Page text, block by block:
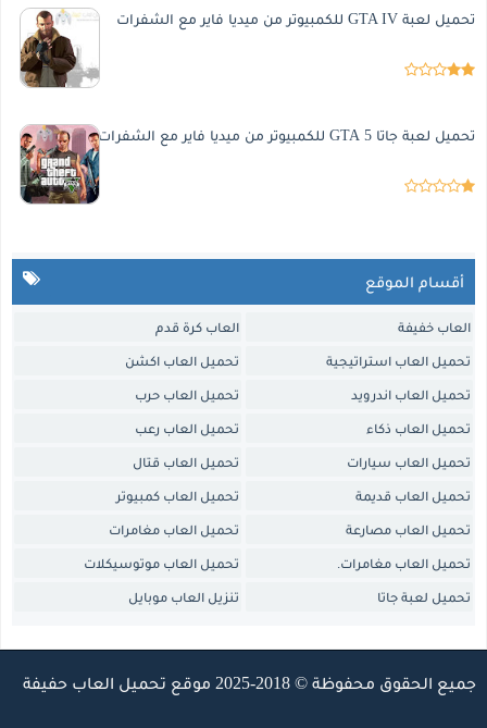
تحميل لعبة GTA IV للكمبيوتر من ميديا فاير مع الشفرات
تحميل لعبة جاتا 5 GTA للكمبيوتر من ميديا فاير مع الشفرات
أقسام الموقع
العاب خفيفة العاب كرة قدم
تحميل العاب استراتيجية تحميل العاب اكشن
تحميل العاب اندرويد تحميل العاب حرب
تحميل العاب ذكاء تحميل العاب رعب
تحميل العاب سيارات تحميل العاب قتال
تحميل العاب قديمة تحميل العاب كمبيوتر
تحميل العاب مصارعة تحميل العاب مغامرات
تحميل العاب مغامرات. تحميل العاب موتوسيكلات
تحميل لعبة جاتا تنزيل العاب موبايل
جميع الحقوق محفوظة © 2018-2025 موقع تحميل العاب حفيفة